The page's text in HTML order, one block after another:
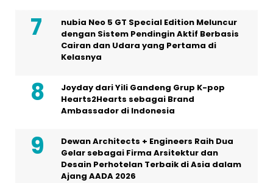
nubia Neo 5 GT Special Edition Meluncur
dengan Sistem Pendingin Aktif Berbasis
Cairan dan Udara yang Pertama di
Kelasnya
Joyday dari Yili Gandeng Grup K-pop
Hearts2Hearts sebagai Brand
Ambassador di Indonesia
Dewan Architects + Engineers Raih Dua
Gelar sebagai Firma Arsitektur dan
Desain Perhotelan Terbaik di Asia dalam
Ajang AADA 2026